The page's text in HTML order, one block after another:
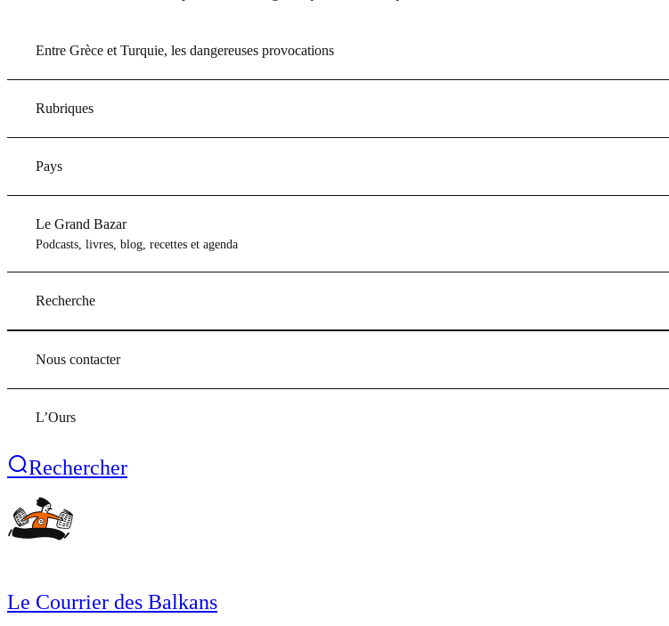
Entre Grèce et Turquie, les dangereuses provocations
Rubriques
Pays
Le Grand Bazar
Podcasts, livres, blog, recettes et agenda
Recherche
Nous contacter
L’Ours
Rechercher
Le Courrier des Balkans